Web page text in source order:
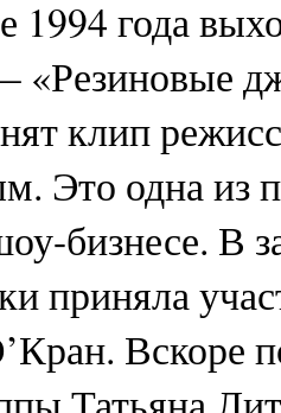
1994 года
«Резиновые
клип
Это одна из
бизнесе. В
приняла
Вскоре